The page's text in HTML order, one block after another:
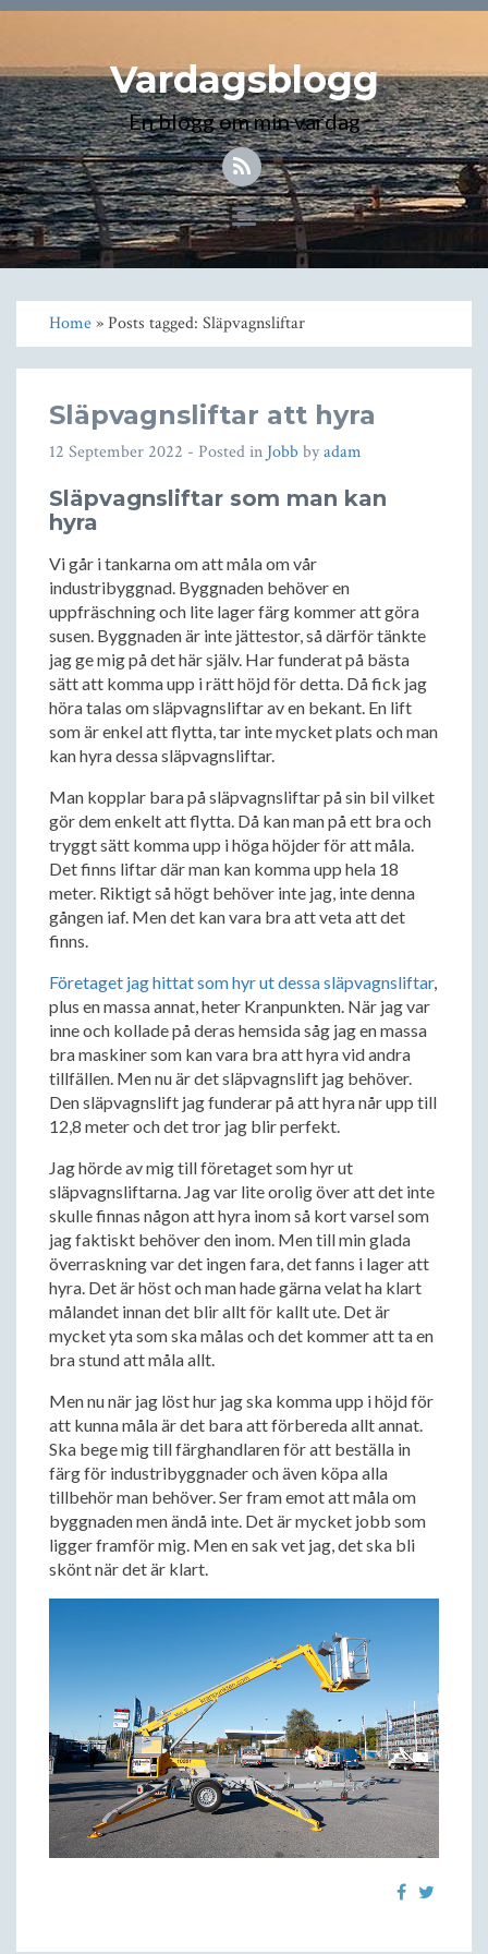
Vardagsblogg
En blogg om min vardag
Toggle
navigation
Home» Posts tagged: Släpvagnsliftar
Släpvagnsliftar att hyra
12 September 2022 - Posted in Jobbbyadam
Släpvagnsliftar som man kan
hyra
Vi går i tankarna om att måla om vår
industribyggnad. Byggnaden behöver en
uppfräschning och lite lager färg kommer att göra
susen. Byggnaden är inte jättestor, så därför tänkte
jag ge mig på det här själv. Har funderat på bästa
sätt att komma upp i rätt höjd för detta. Då fick jag
höra talas om släpvagnsliftar av en bekant. En lift
som är enkel att flytta, tar inte mycket plats och man
kan hyra dessa släpvagnsliftar.
Man kopplar bara på släpvagnsliftar på sin bil vilket
gör dem enkelt att flytta. Då kan man på ett bra och
tryggt sätt komma upp i höga höjder för att måla.
Det finns liftar där man kan komma upp hela 18
meter. Riktigt så högt behöver inte jag, inte denna
gången iaf. Men det kan vara bra att veta att det
finns.
Företaget jag hittat som hyr ut dessa släpvagnsliftar,
plus en massa annat, heter Kranpunkten. När jag var
inne och kollade på deras hemsida såg jag en massa
bra maskiner som kan vara bra att hyra vid andra
tillfällen. Men nu är det släpvagnslift jag behöver.
Den släpvagnslift jag funderar på att hyra når upp till
12,8 meter och det tror jag blir perfekt.
Jag hörde av mig till företaget som hyr ut
släpvagnsliftarna. Jag var lite orolig över att det inte
skulle finnas någon att hyra inom så kort varsel som
jag faktiskt behöver den inom. Men till min glada
överraskning var det ingen fara, det fanns i lager att
hyra. Det är höst och man hade gärna velat ha klart
målandet innan det blir allt för kallt ute. Det är
mycket yta som ska målas och det kommer att ta en
bra stund att måla allt.
Men nu när jag löst hur jag ska komma upp i höjd för
att kunna måla är det bara att förbereda allt annat.
Ska bege mig till färghandlaren för att beställa in
färg för industribyggnader och även köpa alla
tillbehör man behöver. Ser fram emot att måla om
byggnaden men ändå inte. Det är mycket jobb som
ligger framför mig. Men en sak vet jag, det ska bli
skönt när det är klart.